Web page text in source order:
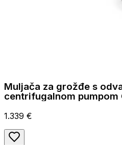
Muljača za grožđe s
centrifugalnom pumpom
1.339 €